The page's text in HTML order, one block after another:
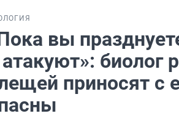
вы
биолог
приносят с